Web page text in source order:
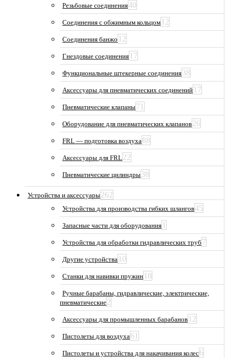
Резьбовые соединения40
Соединения с обжимным кольцом 12
Соединения банжо 12
Гнездовые соединения 17
Функциональные штекерные соединения38
Аксессуары для пневматических соединений 17
Пневматические клапаны71
Оборудование для пневматических клапанов26
FRL — подготовка воздуха88
Аксессуары для FRL22
Пневматические цилиндры38
Устройства и аксессуары262
Устройства для производства гибких шлангов45
Запасные части для оборудования 1
Устройства для обработки гидравлических труб 7
Другие устройства 10
Станки для навивки пружин 18
Ручные барабаны, гидравлические, электрические,
пневматические2
Аксессуары для промышленных барабанов 12
Пистолеты для воздуха61
Пистолеты и устройства для накачивания колес6